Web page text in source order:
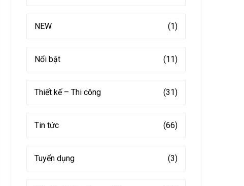
NEW (1)
Nổi bật (11)
Thiết kế – Thi công (31)
Tin tức (66)
Tuyển dụng (3)